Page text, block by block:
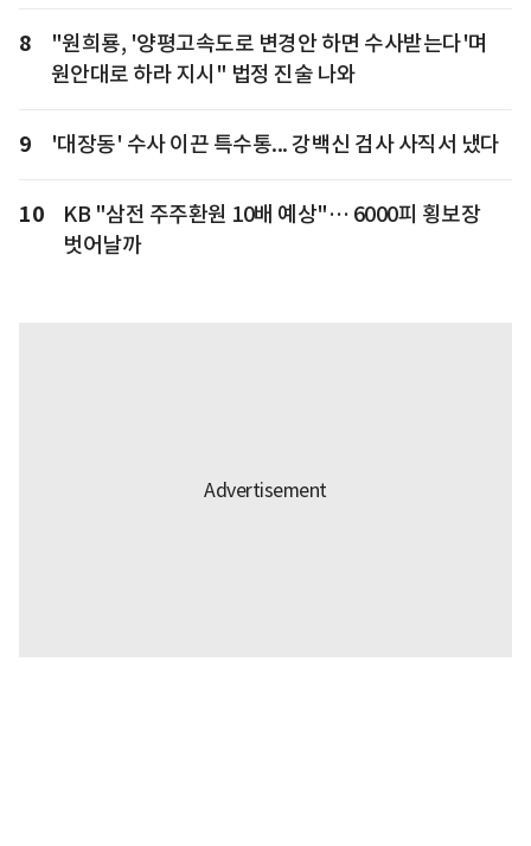
8
"원희룡, '양평고속도로 변경안 하면 수사받는다'며
원안대로 하라 지시" 법정 진술 나와
9 '대장동' 수사 이끈 특수통... 강백신 검사 사직서 냈다
10
KB "삼전 주주환원 10배 예상"… 6000피 횡보장
벗어날까